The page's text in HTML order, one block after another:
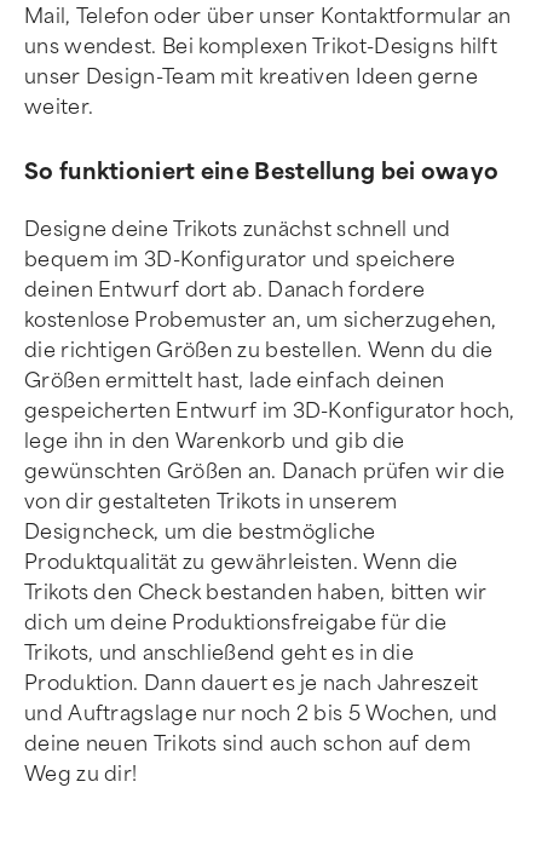
Mail, Telefon oder über unser Kontaktformular an
uns wendest. Bei komplexen Trikot-Designs hilft
unser Design-Team mit kreativen Ideen gerne
weiter.
So funktioniert eine Bestellung bei owayo
Designe deine Trikots zunächst schnell und
bequem im 3D-Konfigurator und speichere
deinen Entwurf dort ab. Danach fordere
kostenlose Probemuster an, um sicherzugehen,
die richtigen Größen zu bestellen. Wenn du die
Größen ermittelt hast, lade einfach deinen
gespeicherten Entwurf im 3D-Konfigurator hoch,
lege ihn in den Warenkorb und gib die
gewünschten Größen an. Danach prüfen wir die
von dir gestalteten Trikots in unserem
Designcheck, um die bestmögliche
Produktqualität zu gewährleisten. Wenn die
Trikots den Check bestanden haben, bitten wir
dich um deine Produktionsfreigabe für die
Trikots, und anschließend geht es in die
Produktion. Dann dauert es je nach Jahreszeit
und Auftragslage nur noch 2 bis 5 Wochen, und
deine neuen Trikots sind auch schon auf dem
Weg zu dir!